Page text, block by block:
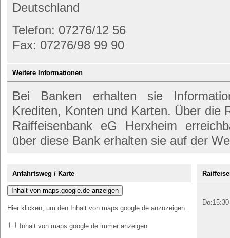
Deutschland
Telefon: 07276/12 56
Fax: 07276/98 99 90
Weitere Informationen
Bei Banken erhalten sie
Krediten, Konten und Karten. Über die
Raiffeisenbank eG Herxheim
über diese Bank erhalten sie auf der
Anfahrtsweg / Karte
Inhalt von maps.google.de anzeigen
Hier klicken, um den Inhalt von maps.google.de anzuzeigen.
Inhalt von maps.google.de immer anzeigen